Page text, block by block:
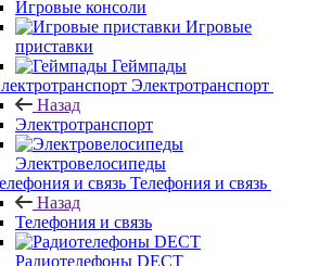
Игровые консоли
Игровые
приставки
Геймпады
Электротранспорт
Назад
Электротранспорт
Электровелосипеды
Телефония и связь
Назад
Телефония и связь
Радиотелефоны DECT